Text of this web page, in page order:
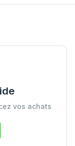
vos achats